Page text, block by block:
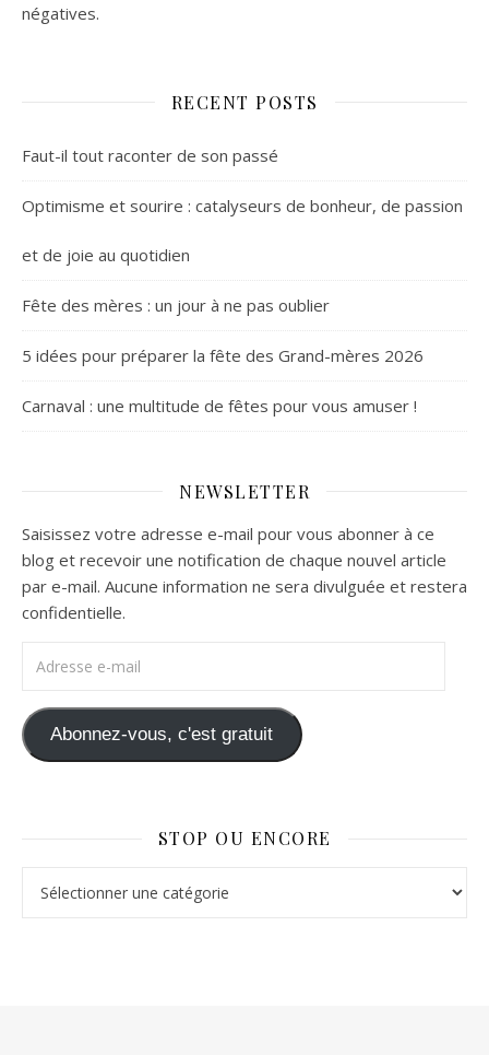
négatives.
RECENT POSTS
Faut-il tout raconter de son passé
Optimisme et sourire : catalyseurs de bonheur, de passion
et de joie au quotidien
Fête des mères : un jour à ne pas oublier
5 idées pour préparer la fête des Grand-mères 2026
Carnaval : une multitude de fêtes pour vous amuser !
NEWSLETTER
Saisissez votre adresse e-mail pour vous abonner à ce
blog et recevoir une notification de chaque nouvel article
par e-mail. Aucune information ne sera divulguée et restera
confidentielle.
Abonnez-vous, c'est gratuit
STOP OU ENCORE